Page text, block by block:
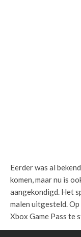
Eerder was al
komen, maar nu is
aangekondigd. Het
malen uitgesteld.
Xbox Game Pass te